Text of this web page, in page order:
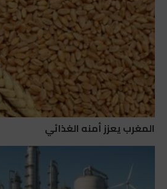
المغرب يعزز أمنه الغذائي